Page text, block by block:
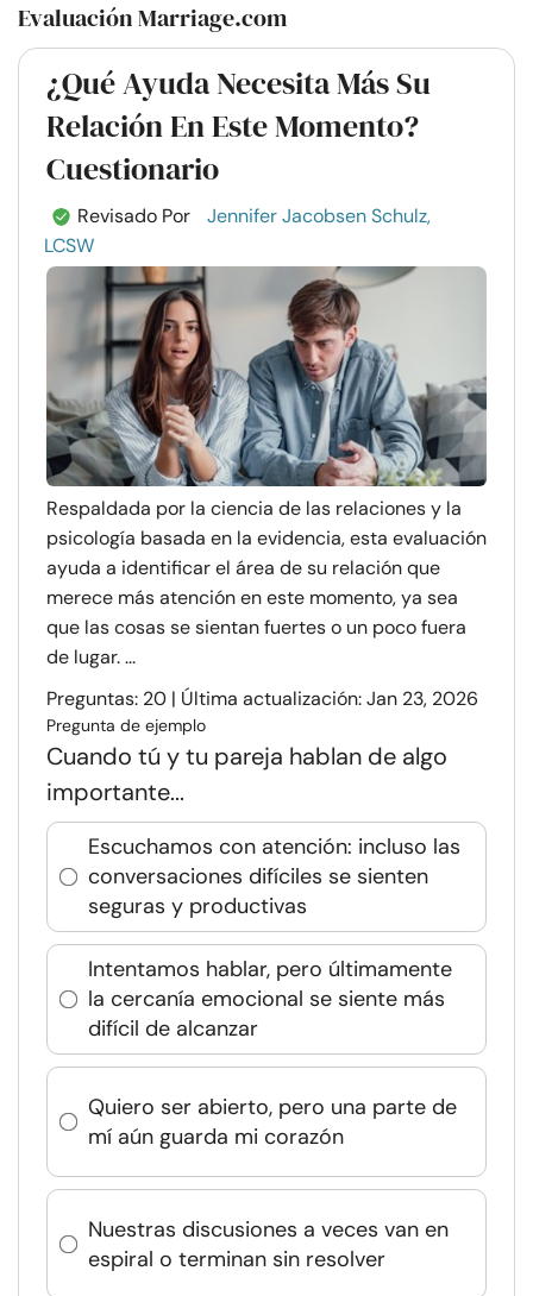
Evaluación Marriage.com
¿Qué Ayuda Necesita Más Su
Relación En Este Momento?
Cuestionario
Revisado Por
Jennifer Jacobsen Schulz,
LCSW
Respaldada por la ciencia de las relaciones y la
psicología basada en la evidencia, esta evaluación
ayuda a identificar el área de su relación que
merece más atención en este momento, ya sea
que las cosas se sientan fuertes o un poco fuera
de lugar. ...
Preguntas: 20 | Última actualización: Jan 23, 2026
Pregunta de ejemplo
Cuando tú y tu pareja hablan de algo
importante...
Escuchamos con atención: incluso las
conversaciones difíciles se sienten
seguras y productivas
Intentamos hablar, pero últimamente
la cercanía emocional se siente más
difícil de alcanzar
Quiero ser abierto, pero una parte de
mí aún guarda mi corazón
Nuestras discusiones a veces van en
espiral o terminan sin resolver